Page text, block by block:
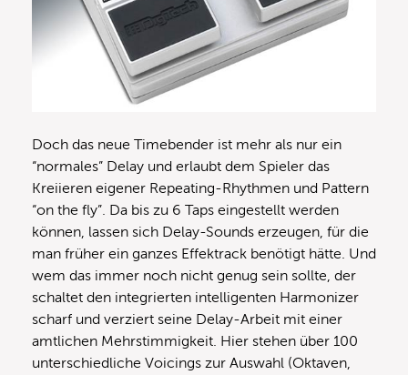
Doch das neue Timebender ist mehr als nur ein
“normales” Delay und erlaubt dem Spieler das
Kreiieren eigener Repeating-Rhythmen und Pattern
“on the fly”. Da bis zu 6 Taps eingestellt werden
können, lassen sich Delay-Sounds erzeugen, für die
man früher ein ganzes Effektrack benötigt hätte. Und
wem das immer noch nicht genug sein sollte, der
schaltet den integrierten intelligenten Harmonizer
scharf und verziert seine Delay-Arbeit mit einer
amtlichen Mehrstimmigkeit. Hier stehen über 100
unterschiedliche Voicings zur Auswahl (Oktaven,